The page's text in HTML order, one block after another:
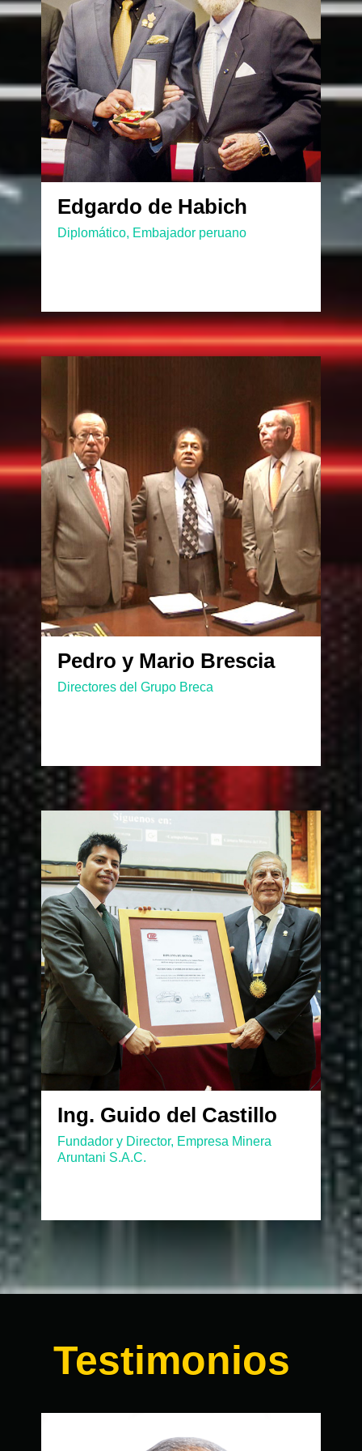
Edgardo de Habich
Diplomático, Embajador peruano
Pedro y Mario Brescia
Directores del Grupo Breca
Ing. Guido del Castillo
Fundador y Director, Empresa Minera
Aruntani S.A.C.
Testimonios